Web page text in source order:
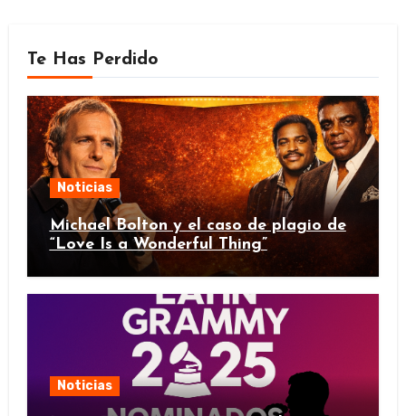
Te Has Perdido
Noticias
Michael Bolton y el caso de plagio de
“Love Is a Wonderful Thing”
Noticias